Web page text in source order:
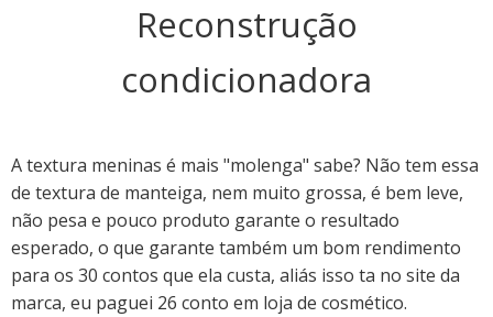
Reconstrução
condicionadora
A textura meninas é mais "molenga" sabe? Não tem essa
de textura de manteiga, nem muito grossa, é bem leve,
não pesa e pouco produto garante o resultado
esperado, o que garante também um bom rendimento
para os 30 contos que ela custa, aliás isso ta no site da
marca, eu paguei 26 conto em loja de cosmético.